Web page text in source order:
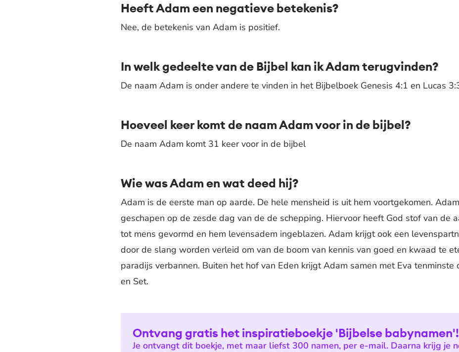
Heeft Adam een negatieve betekenis?
Nee, de betekenis van Adam is positief.
In welk gedeelte van de Bijbel kan ik Adam terugvinden?
De naam Adam is onder andere te vinden in het Bijbelboek Genesis 4:1 en Lucas
Hoeveel keer komt de naam Adam voor in de bijbel?
De naam Adam komt 31 keer voor in de bijbel
Wie was Adam en wat deed hij?
Adam is de eerste man op aarde. De hele mensheid is uit hem voortgekomen.
geschapen op de zesde dag van de de schepping. Hiervoor heeft God stof van de
tot mens gevormd en hem levensadem ingeblazen. Adam krijgt ook een
door de slang worden verleid om van de boom van kennis van goed en kwaad te
paradijs verbannen. Buiten het hof van Eden krijgt Adam samen met Eva tenminste
en Set.
Ontvang gratis het inspiratieboekje 'Bijbelse babynamen'!
Je ontvangt dit boekje, met maar liefst 300 namen, per e-mail. Daarna krijg je